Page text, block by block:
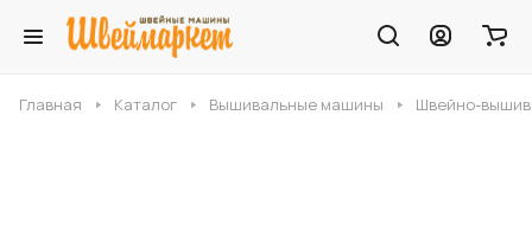
Главная Каталог Вышивальные машины Швейно-